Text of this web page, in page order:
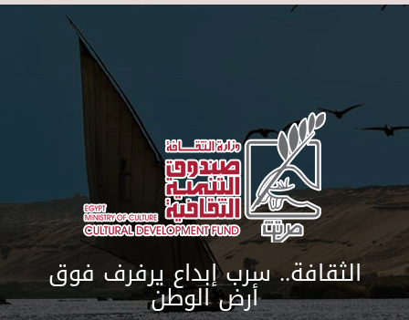
Skip to main content
الثقافة.. سرب إبداع يرفرف فوق
أرض الوطن